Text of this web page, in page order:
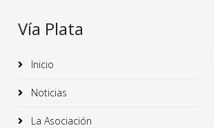
Vía Plata
Inicio
Noticias
La Asociación